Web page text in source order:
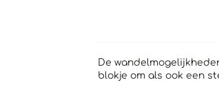
De
blokje om als ook een